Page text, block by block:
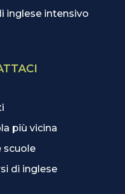
inglese intensivo
più vicina
scuole
di inglese